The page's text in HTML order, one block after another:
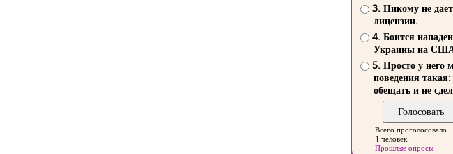
3. Никому не
лицензии.
4. Боится
Украины на
5. Просто у него
поведения такая:
обещать и не
Всего проголосовало
1 человек
Прошлые опросы